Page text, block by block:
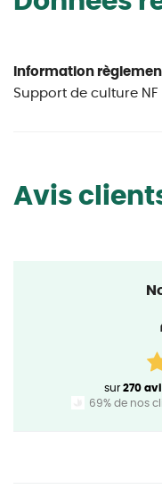
Information
Support de culture NF
Avis
sur270
69% de nos